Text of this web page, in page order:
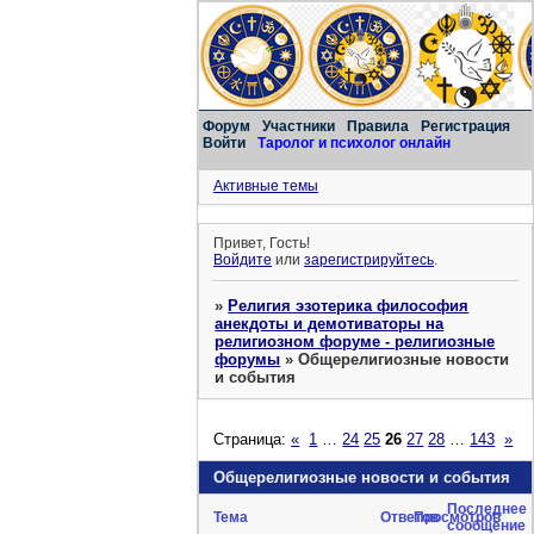
Форум Участники Правила
Регистрация
Войти
Таролог и психолог онлайн
Активные темы
Привет, Гость!
Войдите илизарегистрируйтесь.
»Религия эзотерика философия
анекдоты и демотиваторы на
религиозном форуме - религиозные
форумы »Общерелигиозные новости
и события
Общерелигиозные новости и события
Страница:« 1 24 25 26 27 28 143 »
Тема ОтветовПросмотров
Последнее
сообщение